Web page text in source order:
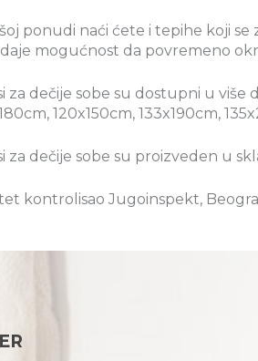
ponudi naći ćete i tepihe koji
mogućnost da povremeno
za dečije sobe su dostupni u više
120x150cm, 133x190cm,
za dečije sobe su proizveden u
kontrolisao Jugoinspekt,